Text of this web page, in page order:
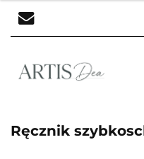
Ręcznik